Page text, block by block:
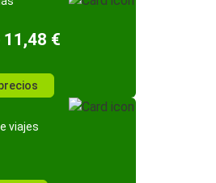
11,48 €
viajes